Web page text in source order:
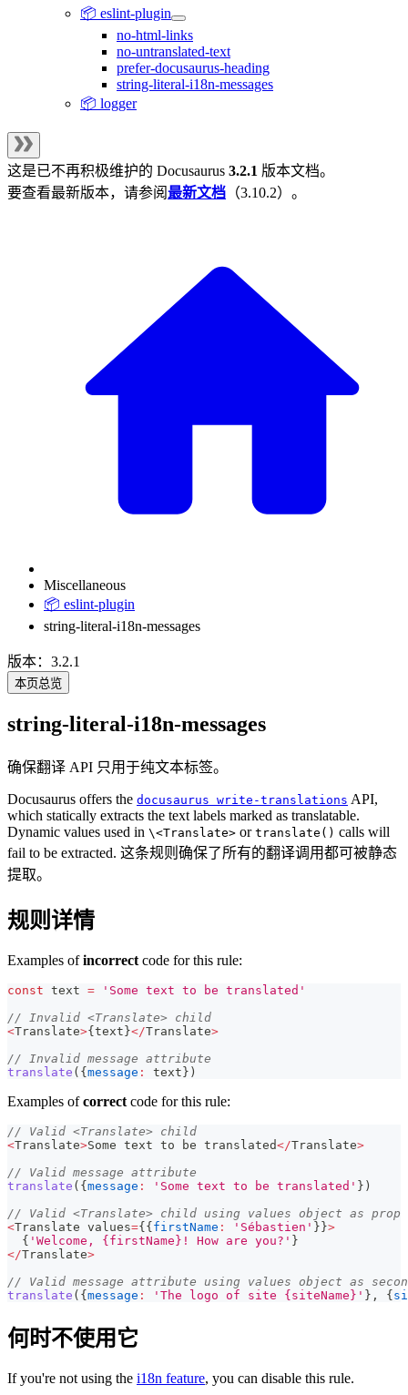
📦 eslint-plugin
no-html-links
no-untranslated-text
prefer-docusaurus-heading
string-literal-i18n-messages
📦 logger
这是已不再积极维护的 Docusaurus 3.2.1 版本文档。
要查看最新版本，请参阅最新文档 （3.10.2）。
Miscellaneous
📦 eslint-plugin
string-literal-i18n-messages
版本：3.2.1
本页总览
string-literal-i18n-messages
确保翻译 API 只用于纯文本标签。
Docusaurus offers the docusaurus write-translations API,
which statically extracts the text labels marked as translatable.
Dynamic values used in \<Translate> or translate() calls will
fail to be extracted. 这条规则确保了所有的翻译调用都可被静态
提取。
规则详情
Examples ofincorrect code for this rule:
const text =
'Some text to be translated'
// Invalid <Translate> child
<Translate>{ text }</Translate>
// Invalid message attribute
translate ( { message : text } )
Examples ofcorrect code for this rule:
// Valid <Translate> child
<Translate>Some text to be translated</Translate>
// Valid message attribute
translate ( { message : 'Some text to be translated' } )
// Valid <Translate> child using values object as prop
<Translate values={ { firstName : 'Sébastien' } }>
{ 'Welcome, {firstName}! How are you?' }
</Translate>
// Valid message attribute using values object as
translate ( { message : 'The logo of site {siteName}' } , {
何时不使用它
If you're not using the i18n feature, you can disable this rule.